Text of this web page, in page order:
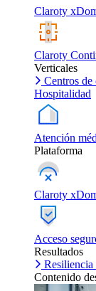
Claroty
Claroty
Verticales
Centros de
Hospitalidad
Atención
Plataforma
Claroty
Acceso
Resultados
Resiliencia
Contenido